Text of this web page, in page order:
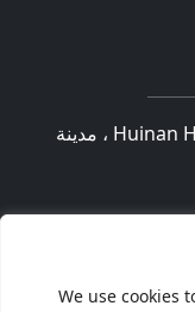
We use cookies
العنوان: Huinan High-tech Industrial Park ، مدينة